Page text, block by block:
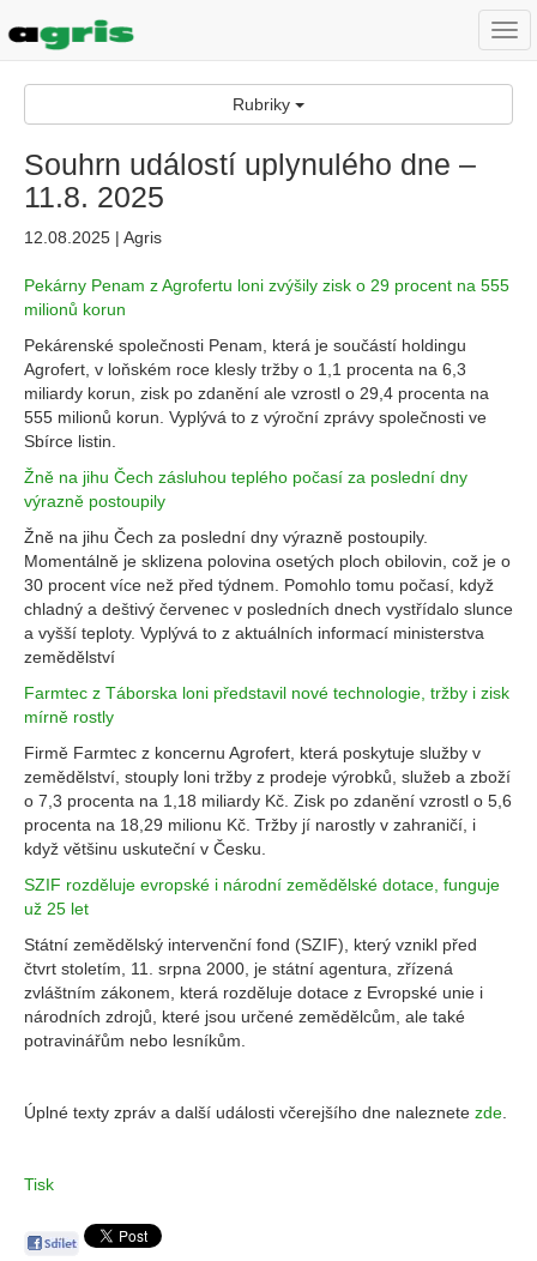
Rubriky
Souhrn událostí uplynulého dne –
11.8. 2025
12.08.2025 | Agris
Pekárny Penam z Agrofertu loni zvýšily zisk o 29 procent na 555
milionů korun
Pekárenské společnosti Penam, která je součástí holdingu
Agrofert, v loňském roce klesly tržby o 1,1 procenta na 6,3
miliardy korun, zisk po zdanění ale vzrostl o 29,4 procenta na
555 milionů korun. Vyplývá to z výroční zprávy společnosti ve
Sbírce listin.
Žně na jihu Čech zásluhou teplého počasí za poslední dny
výrazně postoupily
Žně na jihu Čech za poslední dny výrazně postoupily.
Momentálně je sklizena polovina osetých ploch obilovin, což je o
30 procent více než před týdnem. Pomohlo tomu počasí, když
chladný a deštivý červenec v posledních dnech vystřídalo slunce
a vyšší teploty. Vyplývá to z aktuálních informací ministerstva
zemědělství
Farmtec z Táborska loni představil nové technologie, tržby i zisk
mírně rostly
Firmě Farmtec z koncernu Agrofert, která poskytuje služby v
zemědělství, stouply loni tržby z prodeje výrobků, služeb a zboží
o 7,3 procenta na 1,18 miliardy Kč. Zisk po zdanění vzrostl o 5,6
procenta na 18,29 milionu Kč. Tržby jí narostly v zahraničí, i
když většinu uskuteční v Česku.
SZIF rozděluje evropské i národní zemědělské dotace, funguje
už 25 let
Státní zemědělský intervenční fond (SZIF), který vznikl před
čtvrt stoletím, 11. srpna 2000, je státní agentura, zřízená
zvláštním zákonem, která rozděluje dotace z Evropské unie i
národních zdrojů, které jsou určené zemědělcům, ale také
potravinářům nebo lesníkům.
Úplné texty zpráv a další události včerejšího dne naleznete zde
Tisk